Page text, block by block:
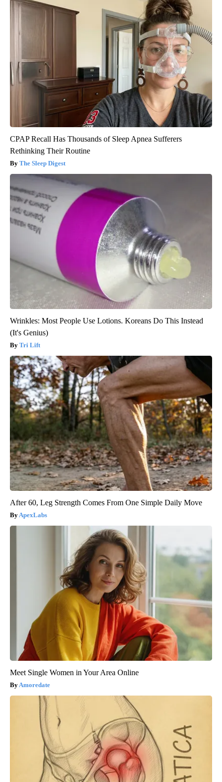
CPAP Recall Has Thousands of Sleep Apnea Sufferers
Rethinking Their Routine
The Sleep Digest
Wrinkles: Most People Use Lotions. Koreans Do This Instead
(It's Genius)
Tri Lift
After 60, Leg Strength Comes From One Simple Daily Move
ApexLabs
Meet Single Women in Your Area Online
Amoredate